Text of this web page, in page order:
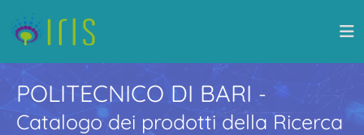
POLITECNICO DI BARI -
Catalogo dei prodotti della Ricerca